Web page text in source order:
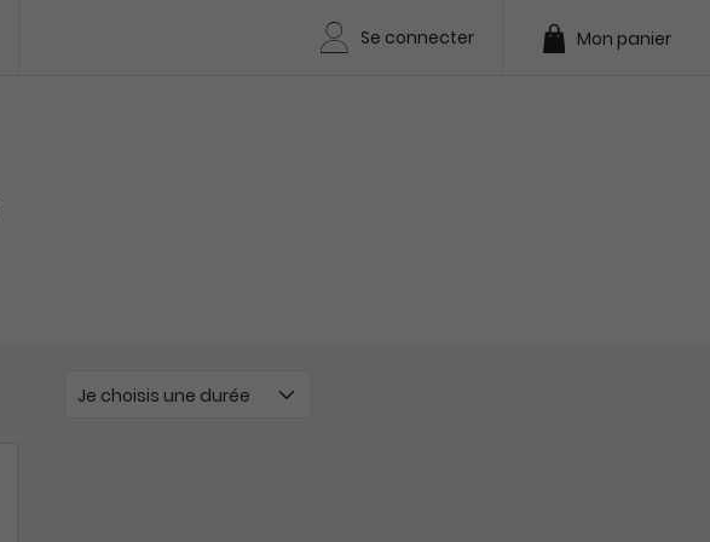
Se connecter Mon panier
Je choisis une durée